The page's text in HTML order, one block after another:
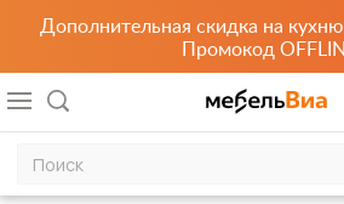
Дополнительная скидка на
Промокод